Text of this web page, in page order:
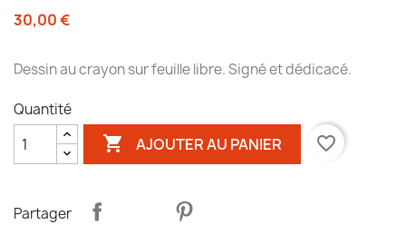
30,00 €
Dessin au crayon sur feuille libre. Signé et dédicacé.
Quantité
 AJOUTER AU PANIER favorite_border
Partager